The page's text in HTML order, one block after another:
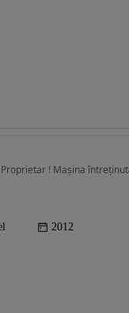
! Mașina
2012